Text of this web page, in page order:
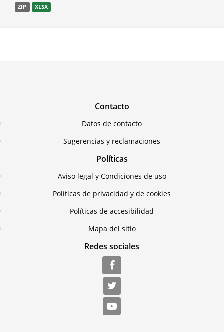
ZIP XLSX
Contacto
Datos de contacto
Sugerencias y reclamaciones
Políticas
Aviso legal y Condiciones de uso
Políticas de privacidad y de cookies
Políticas de accesibilidad
Mapa del sitio
Redes sociales